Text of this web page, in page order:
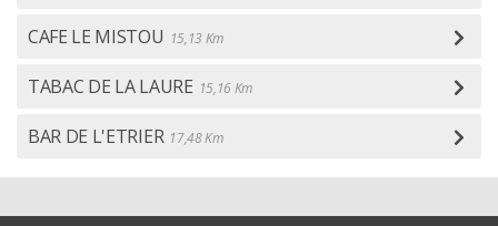
CAFE LE MISTOU 15,13 Km
TABAC DE LA LAURE 15,16 Km
BAR DE L'ETRIER 17,48 Km